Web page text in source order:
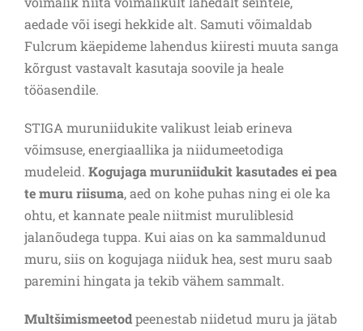
aedade või isegi hekkide alt. Samuti võimaldab
Fulcrum käepideme lahendus kiiresti muuta sanga
kõrgust vastavalt kasutaja soovile ja heale
tööasendile.
STIGA muruniidukite valikust leiab erineva
võimsuse, energiaallika ja niidumeetodiga
mudeleid. Kogujaga muruniidukit kasutades ei pea
te muru riisuma, aed on kohe puhas ning ei ole ka
ohtu, et kannate peale niitmist muruliblesid
jalanõudega tuppa. Kui aias on ka sammaldunud
muru, siis on kogujaga niiduk hea, sest muru saab
paremini hingata ja tekib vähem sammalt.
Multšimismeetodpeenestab niidetud muru ja jätab